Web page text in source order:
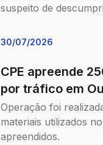
suspeito de
30/07/2026
CPE apreende
por tráfico em
Operação foi
materiais utilizados
apreendidos.